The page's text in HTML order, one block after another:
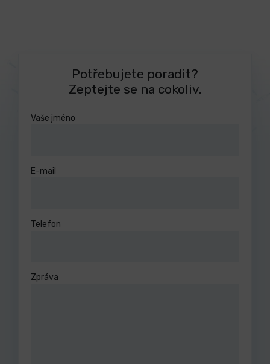
Potřebujete poradit?
Zeptejte se na cokoliv.
Vaše jméno
E-mail
Telefon
Zpráva